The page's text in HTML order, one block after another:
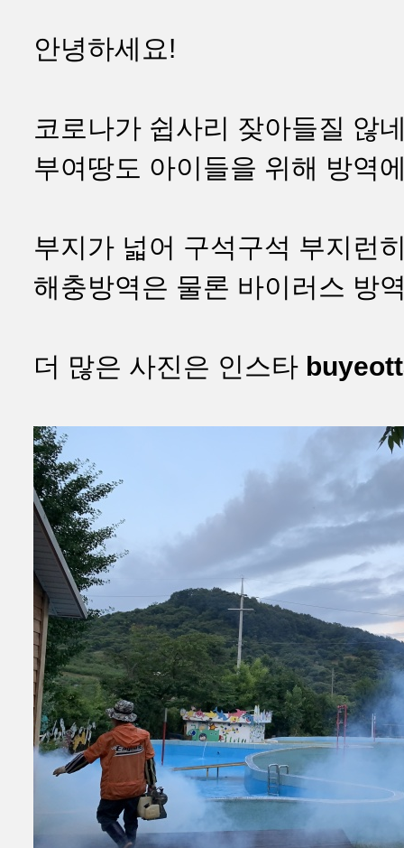
안녕하세요!
코로나가 쉽사리 잦아들질 않
부여땅도 아이들을 위해 방역
부지가 넓어 구석구석 부지런
해충방역은 물론 바이러스 방
더 많은 사진은 인스타